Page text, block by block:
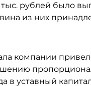
тыс. рублей было
из них
компании
в уставный